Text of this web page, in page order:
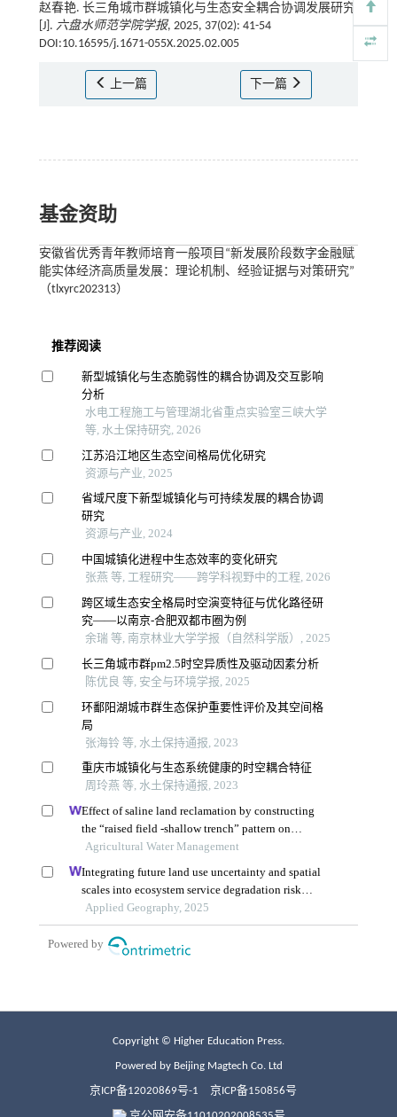
赵春艳. 长三角城市群城镇化与生态安全耦合协调发展研究
[J]. 六盘水师范学院学报, 2025, 37(02): 41-54
DOI:10.16595/j.1671-055X.2025.02.005
上一篇 下一篇
基金资助
安徽省优秀青年教师培育一般项目“新发展阶段数字金融赋
能实体经济高质量发展：理论机制、经验证据与对策研究”
（tlxyrc202313）
Copyright © Higher Education Press.
Powered by Beijing Magtech Co. Ltd
京ICP备12020869号-1 京ICP备150856号